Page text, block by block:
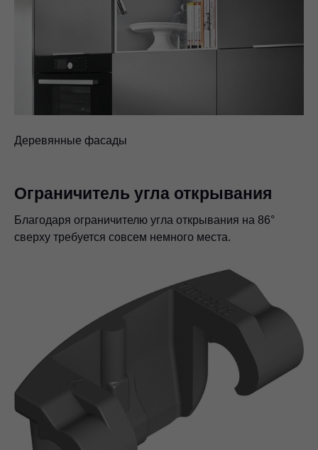
Деревянные фасады
Ограничитель угла открывания
Благодаря ограничителю угла открывания на 86°
сверху требуется совсем немного места.